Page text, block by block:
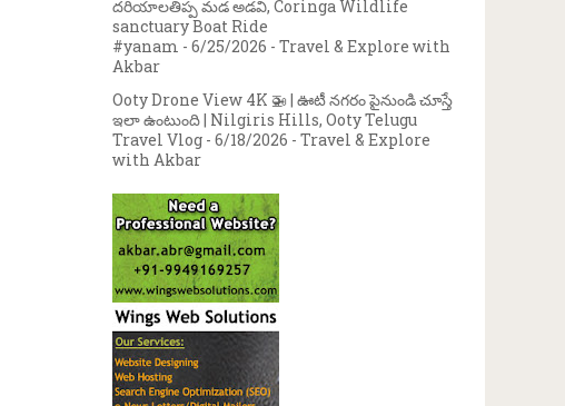
దరియాలతిప్ప మడ అడవి, Coringa Wildlife
sanctuary Boat Ride
#yanam - 6/25/2026 - Travel & Explore with
Akbar
Ooty Drone View 4K 🚁 | ఊటీ నగరం పైనుండి చూస్తే
ఇలా ఉంటుంది | Nilgiris Hills, Ooty Telugu
Travel Vlog - 6/18/2026 - Travel & Explore
with Akbar